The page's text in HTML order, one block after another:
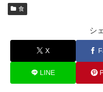
食
シ
X
LINE